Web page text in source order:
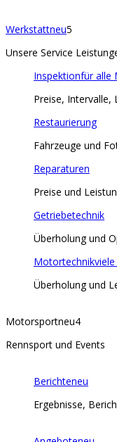
Werkstattneu5
Unsere Service
Inspektionfür alle
Preise, Intervalle,
Restaurierung
Fahrzeuge und
Reparaturen
Preise und
Getriebetechnik
Überholung und
Motortechnik
Überholung und
Motorsportneu4
Rennsport und Events
Berichteneu
Ergebnisse,